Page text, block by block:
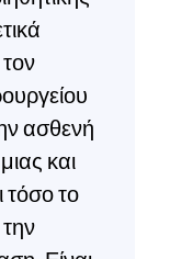
ασθενή
και
τόσο το